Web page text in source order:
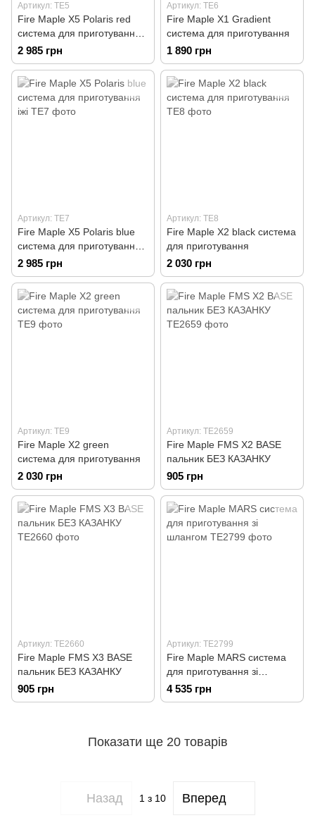
Артикул: TE5
Fire Maple X5 Polaris red
система для приготування
іжі
2 985 грн
Артикул: TE6
Fire Maple X1 Gradient
система для приготування
1 890 грн
Артикул: TE7
Fire Maple X5 Polaris blue
система для приготування
іжі
2 985 грн
Артикул: TE8
Fire Maple X2 black система
для приготування
2 030 грн
Артикул: TE9
Fire Maple X2 green
система для приготування
2 030 грн
Артикул: TE2659
Fire Maple FMS X2 BASE
пальник БЕЗ КАЗАНКУ
905 грн
Артикул: TE2660
Fire Maple FMS X3 BASE
пальник БЕЗ КАЗАНКУ
905 грн
Артикул: TE2799
Fire Maple MARS система
для приготування зі
шлангом
4 535 грн
Показати ще 20 товарів
Назад 1 з 10 Вперед